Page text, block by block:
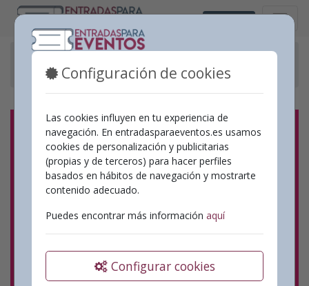
Configuración de cookies
Las cookies influyen en tu experiencia de
navegación. En entradasparaeventos.es usamos
cookies de personalización y publicitarias
(propias y de terceros) para hacer perfiles
basados en hábitos de navegación y mostrarte
contenido adecuado.
Puedes encontrar más información aquí
Configurar cookies
Valencià
Concert Andreu Valor “A mamar tots els versos”